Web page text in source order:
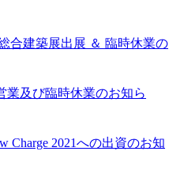
合建築展出展 ＆ 臨時休業の
業及び臨時休業のお知ら
Charge 2021への出資のお知